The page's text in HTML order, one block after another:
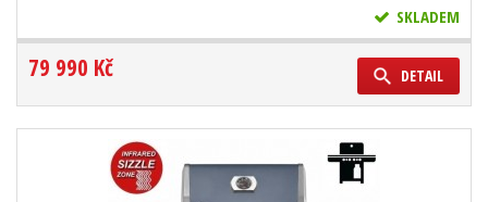
SKLADEM
79 990 Kč DETAIL